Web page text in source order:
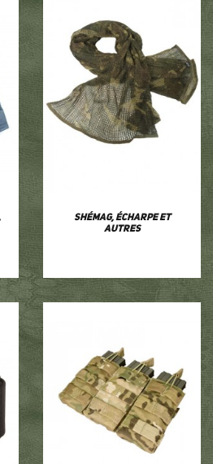
Shémag, écharpe et
autres